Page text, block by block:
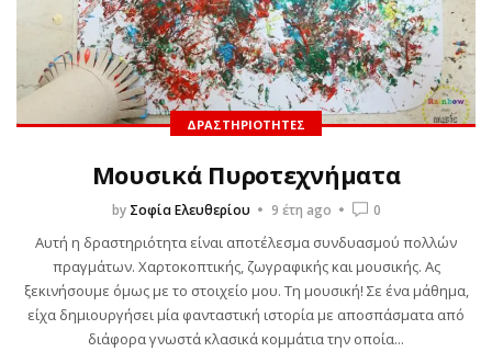
ΔΡΑΣΤΗΡΙΌΤΗΤΕΣ
Μουσικά Πυροτεχνήματα
by Σοφία Ελευθερίου 9 έτη ago 0
Αυτή η δραστηριότητα είναι αποτέλεσμα συνδυασμού πολλών
πραγμάτων. Χαρτοκοπτικής, ζωγραφικής και μουσικής. Ας
ξεκινήσουμε όμως με το στοιχείο μου. Τη μουσική! Σε ένα μάθημα,
είχα δημιουργήσει μία φανταστική ιστορία με αποσπάσματα από
διάφορα γνωστά κλασικά κομμάτια την οποία...